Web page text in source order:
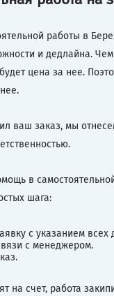
работы в
и дедлайна.
цена за нее.
ваш заказ, мы
в
шага:
с указанием всех
с менеджером.
на счет, работа